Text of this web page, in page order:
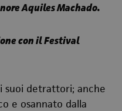
Aquiles Machado.
con il Festival
suoi detrattori; anche
e osannato dalla